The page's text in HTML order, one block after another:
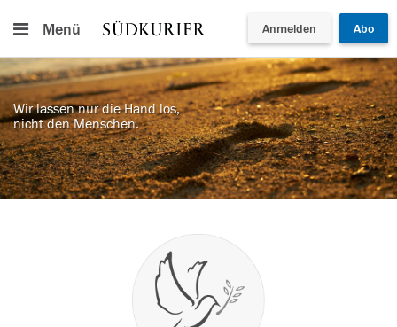
Menü Anmelden Abo
Wir lassen nur die Hand los,
nicht den Menschen.